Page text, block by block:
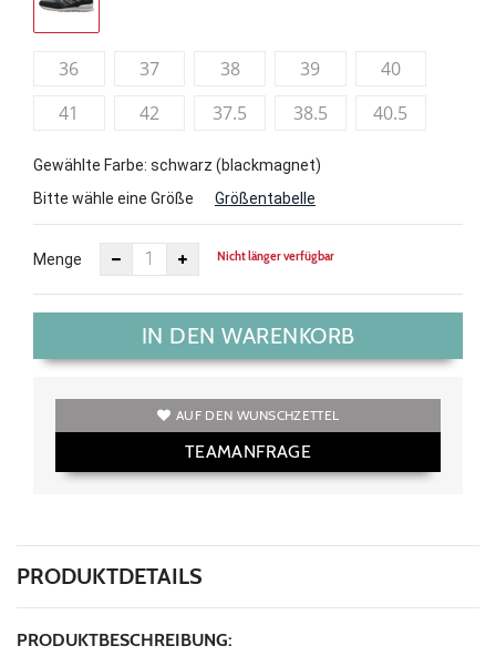
36 37 38 39
40
41
42 37.5 38.5 40.5
Gewählte Farbe: schwarz (blackmagnet)
Bitte wähle eine Größe
Größentabelle
Menge Nicht länger verfügbar
IN DEN WARENKORB
AUF DEN WUNSCHZETTEL
TEAMANFRAGE
PRODUKTDETAILS
PRODUKTBESCHREIBUNG: